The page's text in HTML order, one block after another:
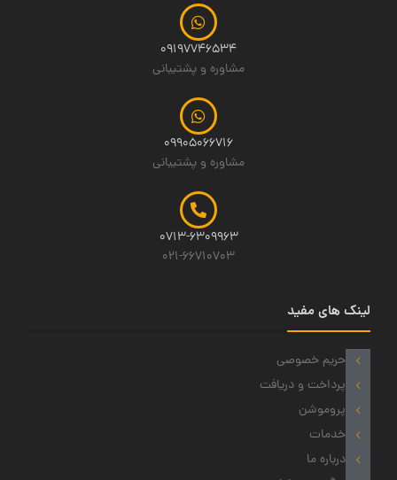
09197746534
مشاوره و پشتیبانی
09905066716
مشاوره و پشتیبانی
0713-6309963
021-66710703
لینک های مفید
حریم خصوصی
پرداخت و دریافت
پروموشن
خدمات
درباره ما